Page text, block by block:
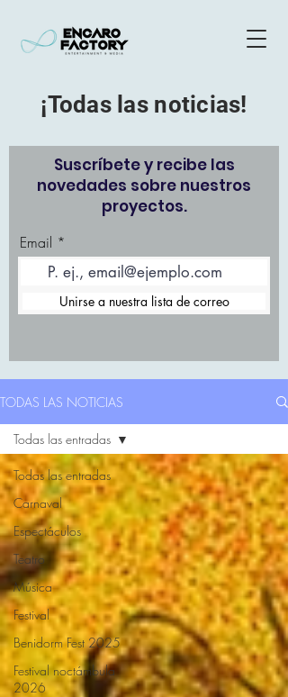
¡Todas las noticias!
Suscríbete y recibe las
novedades sobre nuestros
proyectos.
Email
Unirse a nuestra lista de correo
TODAS LAS NOTICIAS
Todas las entradas
Carnaval
Espectáculos
Teatro
Música
Festival
Benidorm Fest 2025
Festival noctámbula
2026
Todas las entradas